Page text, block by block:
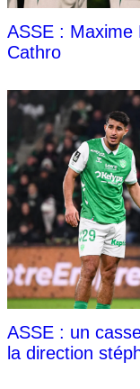
ASSE : Maxime
Cathro
ASSE : un
la direction